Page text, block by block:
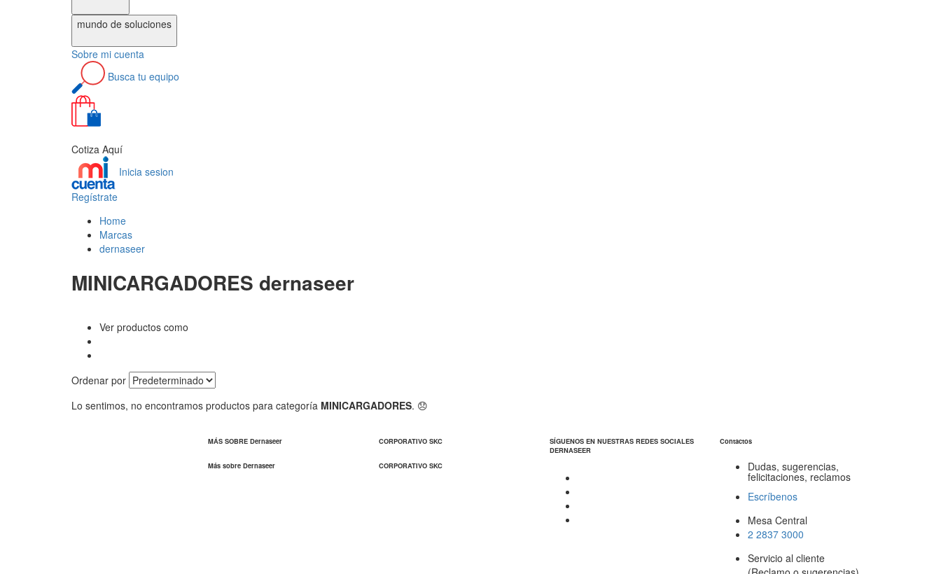
mundo de soluciones
Sobre mi cuenta
Busca tu equipo
Cotiza Aquí
Inicia sesion
Regístrate
Home
Marcas
dernaseer
MINICARGADORES dernaseer
Ver productos como
Ordenar por
Lo sentimos, no encontramos productos para categoría MINICARGADORES. 😞
MÁS SOBRE Dernaseer
Más sobre Dernaseer
CORPORATIVO SKC
CORPORATIVO SKC
SÍGUENOS EN NUESTRAS REDES SOCIALES
DERNASEER
Contactos
Dudas, sugerencias,
felicitaciones, reclamos
Escríbenos
Mesa Central
2 2837 3000
Servicio al cliente